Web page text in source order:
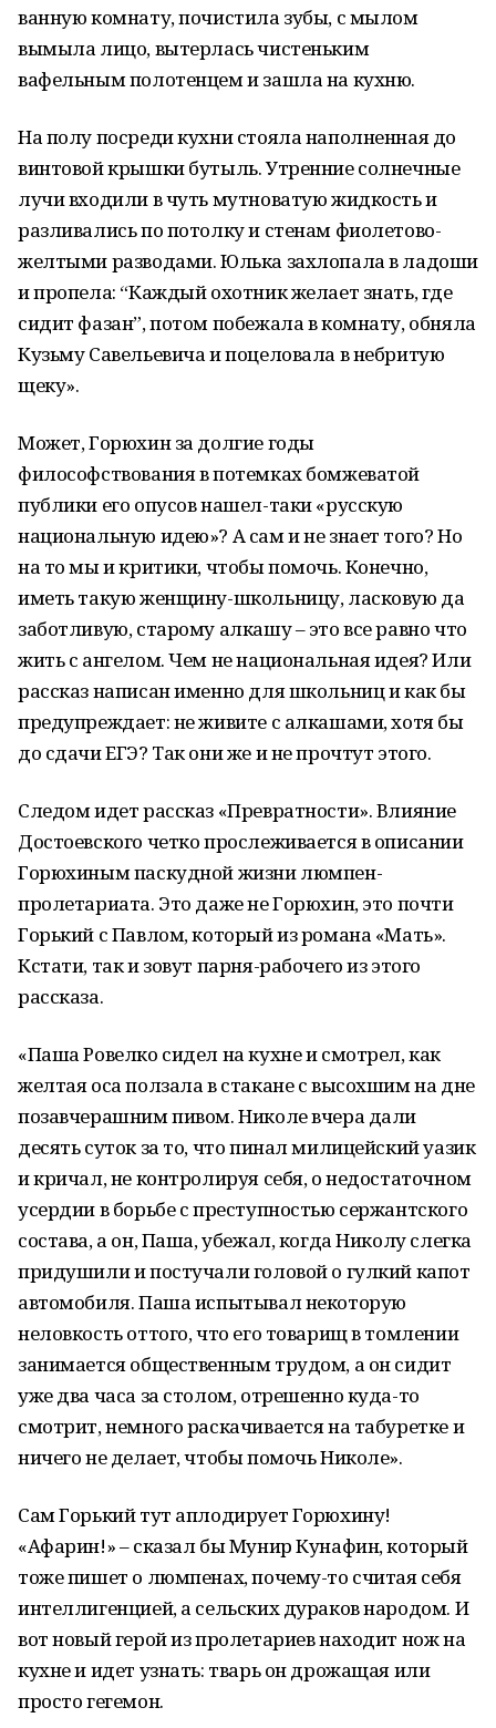
ванную комнату, почистила зубы, с мылом
вымыла лицо, вытерлась чистеньким
вафельным полотенцем и зашла на кухню.
На полу посреди кухни стояла наполненная до
винтовой крышки бутыль. Утренние солнечные
лучи входили в чуть мутноватую жидкость и
разливались по потолку и стенам фиолетово-
желтыми разводами. Юлька захлопала в ладоши
и пропела: “Каждый охотник желает знать, где
сидит фазан”, потом побежала в комнату, обняла
Кузьму Савельевича и поцеловала в небритую
щеку».
Может, Горюхин за долгие годы
философствования в потемках бомжеватой
публики его опусов нашел-таки «русскую
национальную идею»? А сам и не знает того? Но
на то мы и критики, чтобы помочь. Конечно,
иметь такую женщину-школьницу, ласковую да
заботливую, старому алкашу – это все равно что
жить с ангелом. Чем не национальная идея? Или
рассказ написан именно для школьниц и как бы
предупреждает: не живите с алкашами, хотя бы
до сдачи ЕГЭ? Так они же и не прочтут этого.
Следом идет рассказ «Превратности». Влияние
Достоевского четко прослеживается в описании
Горюхиным паскудной жизни люмпен-
пролетариата. Это даже не Горюхин, это почти
Горький с Павлом, который из романа «Мать».
Кстати, так и зовут парня-рабочего из этого
рассказа.
«Паша Ровелко сидел на кухне и смотрел, как
желтая оса ползала в стакане с высохшим на дне
позавчерашним пивом. Николе вчера дали
десять суток за то, что пинал милицейский уазик
и кричал, не контролируя себя, о недостаточном
усердии в борьбе с преступностью сержантского
состава, а он, Паша, убежал, когда Николу слегка
придушили и постучали головой о гулкий капот
автомобиля. Паша испытывал некоторую
неловкость оттого, что его товарищ в томлении
занимается общественным трудом, а он сидит
уже два часа за столом, отрешенно куда-то
смотрит, немного раскачивается на табуретке и
ничего не делает, чтобы помочь Николе».
Сам Горький тут аплодирует Горюхину!
«Афарин!» – сказал бы Мунир Кунафин, который
тоже пишет о люмпенах, почему-то считая себя
интеллигенцией, а сельских дураков народом. И
вот новый герой из пролетариев находит нож на
кухне и идет узнать: тварь он дрожащая или
просто гегемон.